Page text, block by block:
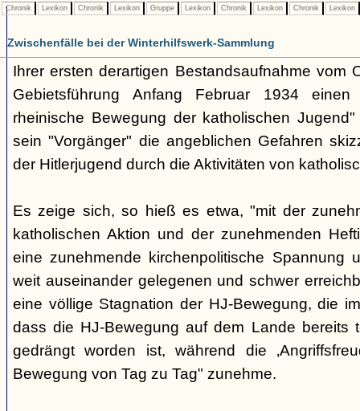
Chronik Lexikon Chronik Lexikon Gruppe Lexikon Chronik Lexikon Chronik Lexikon
Zwischenfälle bei der Winterhilfswerk-Sammlung
Ihrer ersten derartigen Bestandsaufnahme vom
Gebietsführung Anfang Februar 1934
rheinische Bewegung der katholischen
sein "Vorgänger" die angeblichen Gefahren
der Hitlerjugend durch die Aktivitäten von
Es zeige sich, so hieß es etwa, "mit der
katholischen Aktion und der zunehmenden
eine zunehmende kirchenpolitische Spannung
weit auseinander gelegenen und schwer
eine völlige Stagnation der HJ-Bewegung, die
dass die HJ-Bewegung auf dem Lande bereits
gedrängt worden ist, während die
Bewegung von Tag zu Tag" zunehme.